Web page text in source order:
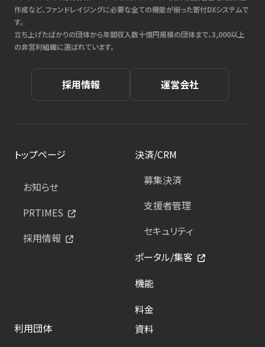
作成など、ファンドレイジングに必要な全ての機能が揃った寄付DXシステムで
す。
立ち上げたばかりの団体から年間収入数十億円規模の団体まで、3,000以上
の非営利組織に選ばれています。
採用情報 運営会社
トップページ
お知らせ
PRTIMES
採用情報
決済/CRM
募集決済
支援者管理
セキュリティ
ポータル/集客
機能
料金
利用団体
資料